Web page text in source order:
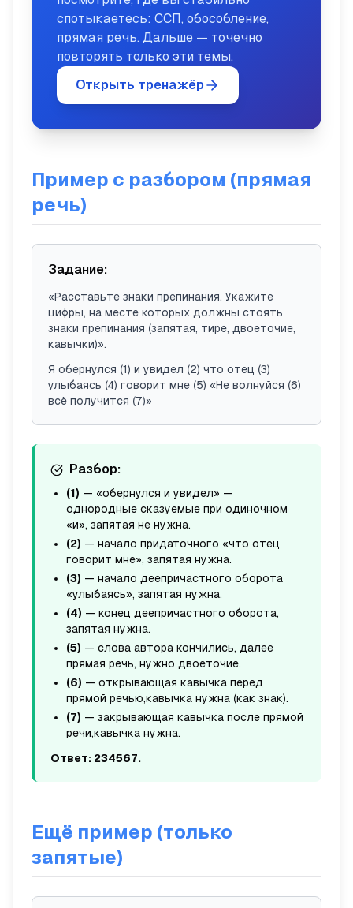
спотыкаетесь: ССП, обособление,
прямая речь. Дальше — точечно
повторять только эти темы.
Открыть тренажёр
Пример с разбором (прямая
речь)
Задание:
«Расставьте знаки препинания. Укажите
цифры, на месте которых должны стоять
знаки препинания (запятая, тире, двоеточие,
кавычки)».
Я обернулся (1) и увидел (2) что отец (3)
улыбаясь (4) говорит мне (5) «Не волнуйся (6)
всё получится (7)»
Разбор:
(1) — «обернулся и увидел» —
однородные сказуемые при одиночном
«и», запятая не нужна.
(2) — начало придаточного «что отец
говорит мне», запятая нужна.
(3) — начало деепричастного оборота
«улыбаясь», запятая нужна.
(4) — конец деепричастного оборота,
запятая нужна.
(5) — слова автора кончились, далее
прямая речь, нужно двоеточие.
(6) — открывающая кавычка перед
прямой речью,кавычка нужна (как знак).
(7) — закрывающая кавычка после прямой
речи,кавычка нужна.
Ответ: 234567.
Ещё пример (только
запятые)